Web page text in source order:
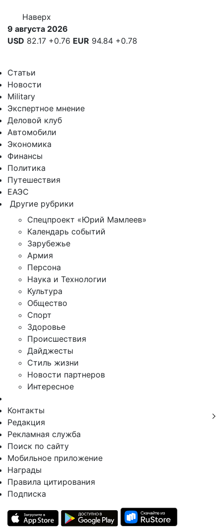
Наверх
9 августа 2026
USD 82.17 +0.76 EUR 94.84 +0.78
Статьи
Новости
Military
Экспертное мнение
Деловой клуб
Автомобили
Экономика
Финансы
Политика
Путешествия
ЕАЭС
Другие рубрики
Спецпроект «Юрий Мамлеев»
Календарь событий
Зарубежье
Армия
Персона
Наука и Технологии
Культура
Общество
Спорт
Здоровье
Происшествия
Дайджесты
Стиль жизни
Новости партнеров
Интересное
Контакты
Редакция
Рекламная служба
Поиск по сайту
Мобильное приложение
Награды
Правила цитирования
Подписка